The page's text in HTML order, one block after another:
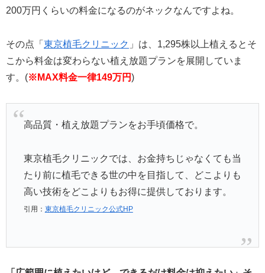
200万円くらいの料金になるのがネックなんですよね。
その点「 東京植毛クリニック 」は、1,295株以上植えるとそ
こから料金は変わらない植え放題プランを展開していま
す。(※MAX料金一律149万円)
高品質・植え放題プランをお手頃価格で。
東京植毛クリニックでは、お金持ちじゃなくても当
たり前に植毛できる世の中を目指して、どこよりも
高い技術をどこよりもお得に提供しております。
引用： 東京植毛クリニック公式HP